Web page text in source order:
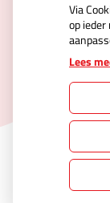
Via
op
Lees